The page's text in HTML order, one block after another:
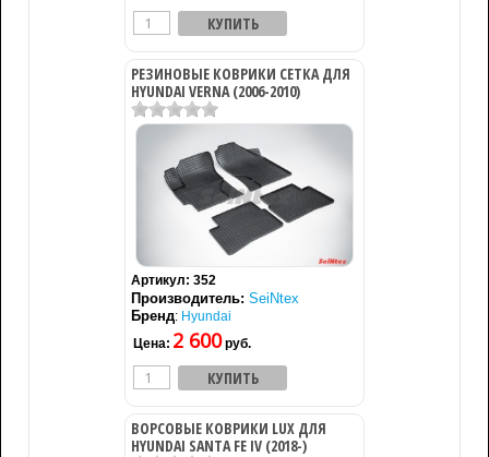
РЕЗИНОВЫЕ КОВРИКИ СЕТКА ДЛЯ
HYUNDAI VERNA (2006-2010)
Артикул: 352
Производитель: SeiNtex
Бренд: Hyundai
Цена: 2 600руб.
ВОРСОВЫЕ КОВРИКИ LUX ДЛЯ
HYUNDAI SANTA FE IV (2018-)